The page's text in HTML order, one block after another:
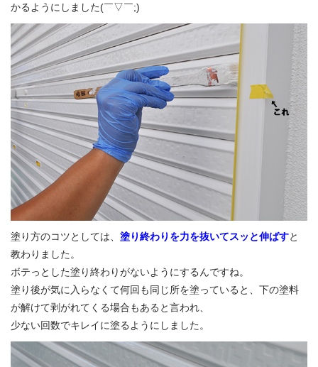
かるようにしました(￣▽￣;)
塗り方のコツとしては、 塗り終わりを力を抜いてスッと伸ばすと
教わりました。
ボテっとした塗り終わりがないようにするんですね。
塗り後が気に入らなくて何回も同じ所を塗っていると、下の塗料
が解けて剥がれてくる場合もあると言われ、
少ない回数でキレイに塗るようにしました。